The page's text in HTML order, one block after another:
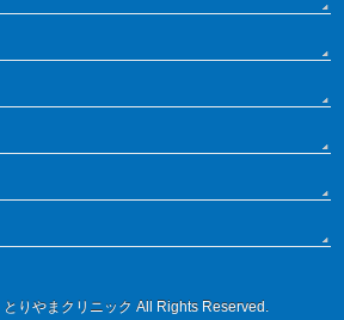
とりやまクリニック All Rights Reserved.